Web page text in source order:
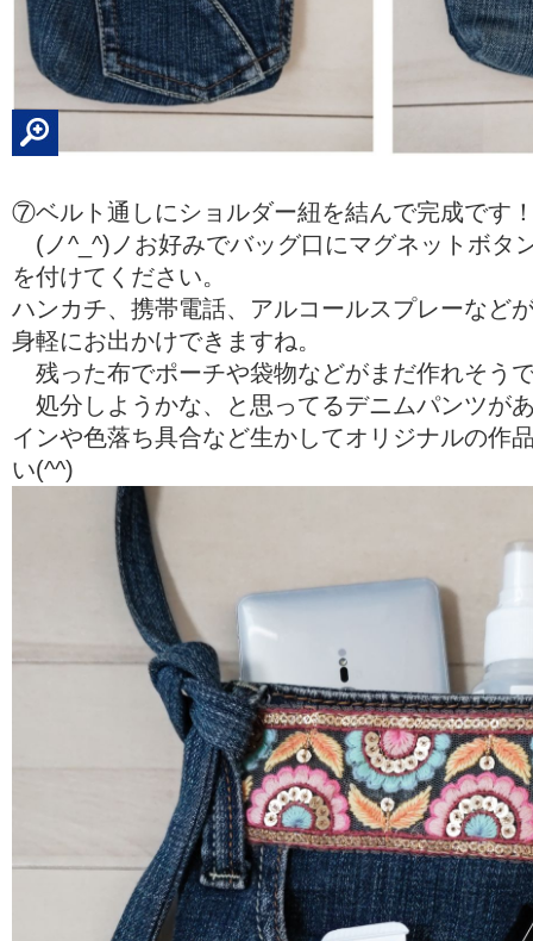
⑦ベルト通しにショルダー紐を結んで完成です
(ノ^_^)ノお好みでバッグ口にマグネットボタ
を付けてください。
ハンカチ、携帯電話、アルコールスプレーなど
身軽にお出かけできますね。
残った布でポーチや袋物などがまだ作れそう
処分しようかな、と思ってるデニムパンツが
インや色落ち具合など生かしてオリジナルの作
い(^^)